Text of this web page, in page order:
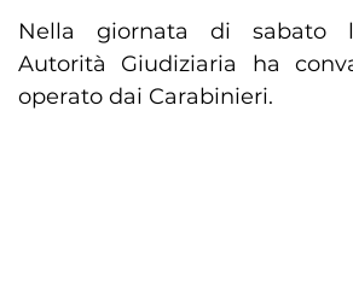
Nella giornata di sabato
Autorità Giudiziaria ha
operato dai Carabinieri.